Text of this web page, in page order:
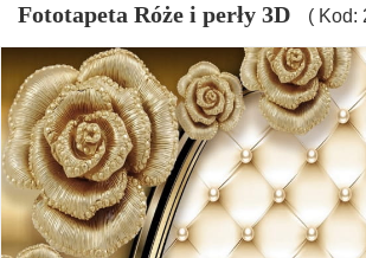
Fototapeta Róże i perły 3D ( Kod: